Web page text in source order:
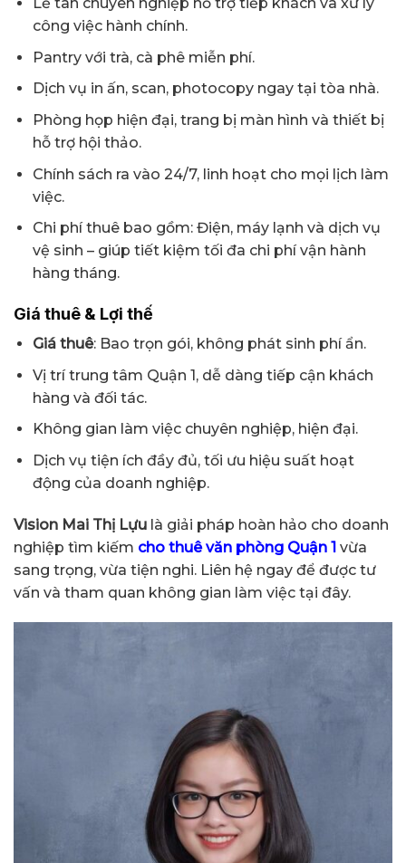
công việc hành chính.
Pantry với trà, cà phê miễn phí.
Dịch vụ in ấn, scan, photocopy ngay tại tòa nhà.
Phòng họp hiện đại, trang bị màn hình và thiết bị
hỗ trợ hội thảo.
Chính sách ra vào 24/7, linh hoạt cho mọi lịch làm
việc.
Chi phí thuê bao gồm: Điện, máy lạnh và dịch vụ
vệ sinh – giúp tiết kiệm tối đa chi phí vận hành
hàng tháng.
Giá thuê & Lợi thế
Giá thuê: Bao trọn gói, không phát sinh phí ẩn.
Vị trí trung tâm Quận 1, dễ dàng tiếp cận khách
hàng và đối tác.
Không gian làm việc chuyên nghiệp, hiện đại.
Dịch vụ tiện ích đầy đủ, tối ưu hiệu suất hoạt
động của doanh nghiệp.
Vision Mai Thị Lựu là giải pháp hoàn hảo cho doanh
nghiệp tìm kiếm cho thuê văn phòng Quận 1 vừa
sang trọng, vừa tiện nghi. Liên hệ ngay để được tư
vấn và tham quan không gian làm việc tại đây.